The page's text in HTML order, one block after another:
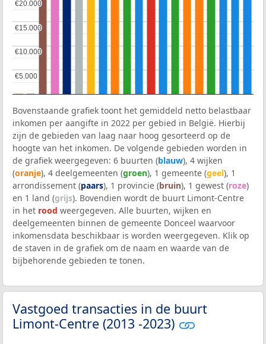
€5.000
€5.000
€10.000
€10.000
€15.000
€15.000
€20.000
€20.000
Bovenstaande grafiek toont het gemiddeld netto belastbaar
inkomen per aangifte in 2022 per gebied in België. Hierbij
zijn de gebieden van laag naar hoog gesorteerd op de
hoogte van het inkomen. De volgende gebieden worden in
de grafiek weergegeven: 6 buurten (blauw), 4 wijken
(oranje), 4 deelgemeenten (groen), 1 gemeente (geel), 1
arrondissement (paars), 1 provincie (bruin), 1 gewest (roze)
en 1 land (grijs). Bovendien wordt de buurt Limont-Centre
in het rood weergegeven. Alle buurten, wijken en
deelgemeenten binnen de gemeente Donceel waarvoor
inkomensdata beschikbaar is worden weergegeven. Klik op
de staven in de grafiek om de naam en waarde van de
bijbehorende gebieden te tonen.
Vastgoed transacties in de buurt
Limont-Centre (2013 -2023)